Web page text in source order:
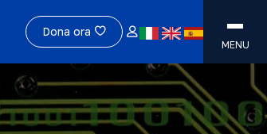
Dona ora
MENU